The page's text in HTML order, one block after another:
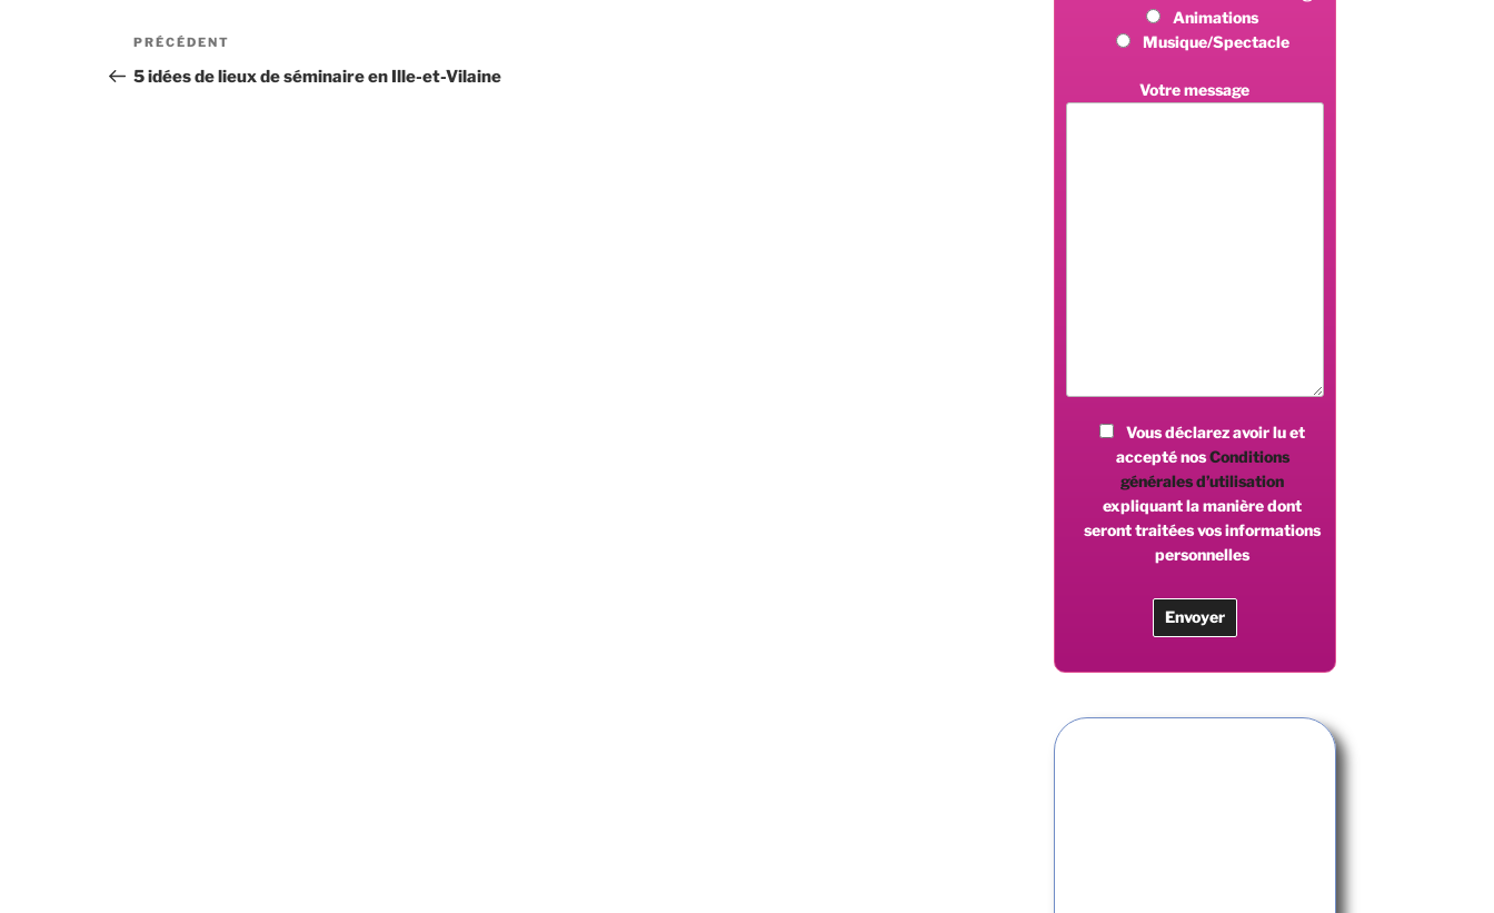
Navigation
de
Article
précédent
PRÉCÉDENT
5 idées de lieux de séminaire en Ille-et-Vilaine
Animations
Musique/Spectacle
Votre message
Vous déclarez avoir lu et
accepté nosConditions
générales d’utilisation
expliquant la manière dont
seront traitées vos informations
personnelles